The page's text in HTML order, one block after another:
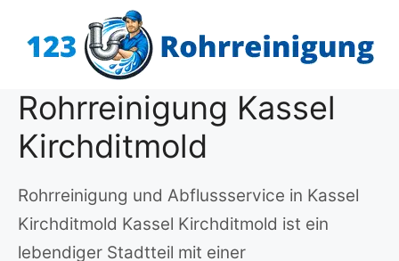
Inhalt
Rohrreinigung Kassel
Kirchditmold
Rohrreinigung und Abflussservice in Kassel
Kirchditmold Kassel Kirchditmold ist ein
lebendiger Stadtteil mit einer